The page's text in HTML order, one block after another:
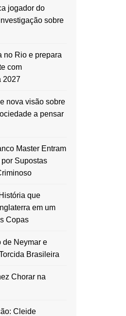
jogador do
sobre
no Rio e prepara
com
2027
nova visão sobre
a pensar
Master Entram
Supostas
que
em um
Copas
de Neymar e
Brasileira
Chorar na
Cleide